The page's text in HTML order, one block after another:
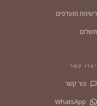
רשימת מועדפים
תשלום
יצרו קשר
צור קשר